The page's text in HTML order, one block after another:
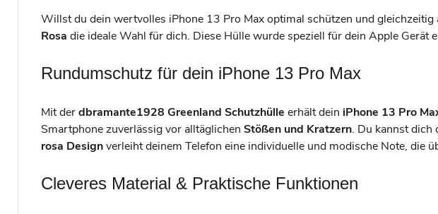
Willst du dein wertvolles iPhone 13 Pro Max optimal schützen und
Rosa die ideale Wahl für dich. Diese Hülle wurde speziell für dein Apple
Rundumschutz für dein iPhone 13 Pro Max
Mit derdbramante1928 Greenland Schutzhülle erhält dein iPhone 13 Pro
Smartphone zuverlässig vor alltäglichen Stößen und Kratzern. Du kannst dich
rosa Designverleiht deinem Telefon eine individuelle und modische Note, die
Cleveres Material & Praktische Funktionen